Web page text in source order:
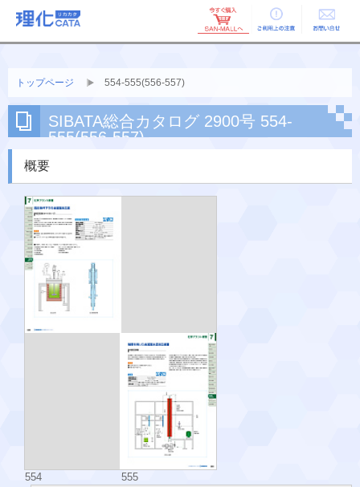
ご利用上の お問い合せ
トップページ 554-555(556-557)
SIBATA総合カタログ 2900号 554-
555(556-557)
概要
554
555